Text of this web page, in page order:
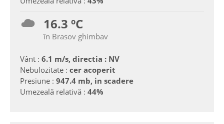
16.3 ºC
în Brasov ghimbav
Vânt : 6.1 m/s, directia : NV
Nebulozitate : cer acoperit
Presiune : 947.4 mb, in scadere
Umezeală relativă : 44%